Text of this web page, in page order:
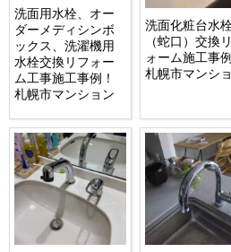
洗面用水栓、オー
ダーメディシンボ
ックス、洗濯機用
水栓交換リフォー
ム工事施工事例！
札幌市マンション
洗面化粧台水
（蛇口）交換
ォーム施工事例
札幌市マンシ